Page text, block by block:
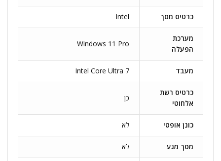
כרטיס מסך Intel
מערכת
הפעלה
Windows 11 Pro
מעבד Intel Core Ultra 7
כרטיס רשת
אלחוטי
כן
כונן אופטי לא
מסך מגע לא